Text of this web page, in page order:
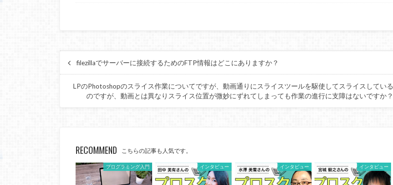
filezillaでサーバーに接続するためのFTP情報はどこにありますか？
LPのPhotoshopのスライス作業についてですが、動画通りにスライスツールを駆使してスライスしている
のですが、動画とは異なりスライス位置が微妙にずれてしまっても作業の進行に支障はないですか？
RECOMMEND こちらの記事も人気です。
プログラミング入門 インタビュー インタビュー インタビュー